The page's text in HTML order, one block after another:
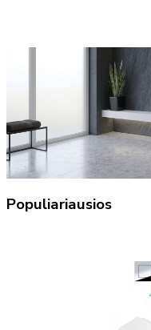
Populiariausios